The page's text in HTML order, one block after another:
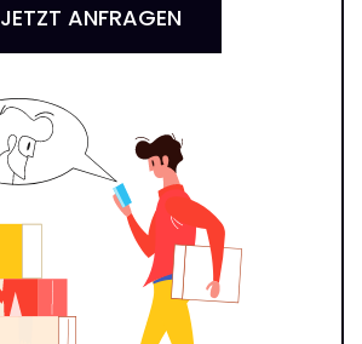
JETZT ANFRAGEN